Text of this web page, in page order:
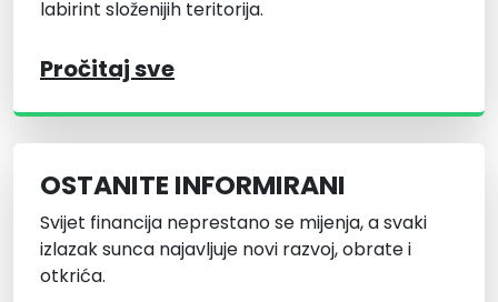
labirint složenijih teritorija.
Pročitaj sve
OSTANITE INFORMIRANI
Svijet financija neprestano se mijenja, a svaki
izlazak sunca najavljuje novi razvoj, obrate i
otkrića.